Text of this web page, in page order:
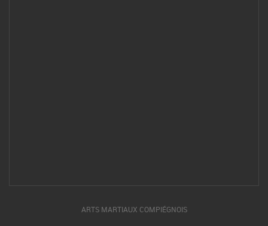
ARTS MARTIAUX COMPIÉGNOIS